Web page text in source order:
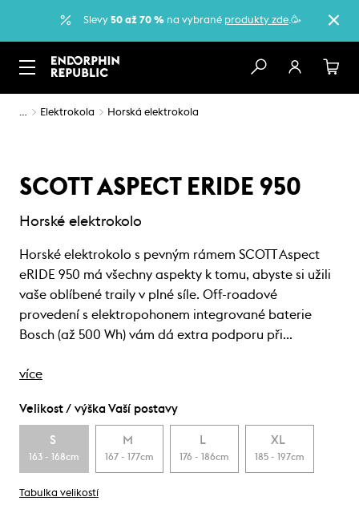
Slevy 50 až 70 % na vybrané produkty zde.🥳
… Elektrokola Horská elektrokola
SCOTT ASPECT ERIDE 950
Horské elektrokolo
Horské elektrokolo s pevným rámem SCOTT Aspect
eRIDE 950 má všechny aspekty k tomu, abyste si užili
vaše oblíbené traily v plné síle. Off-roadové
provedení s elektropohonem integrované baterie
Bosch (až 500 Wh) vám dá extra podporu při…
více
Velikost / výška Vaší postavy
S
163 - 168cm
M
167 - 177cm
L
176 - 186cm
XL
185 - 197cm
Tabulka velikostí